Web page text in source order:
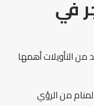
في
من التأويلات أهمها
من الرؤي